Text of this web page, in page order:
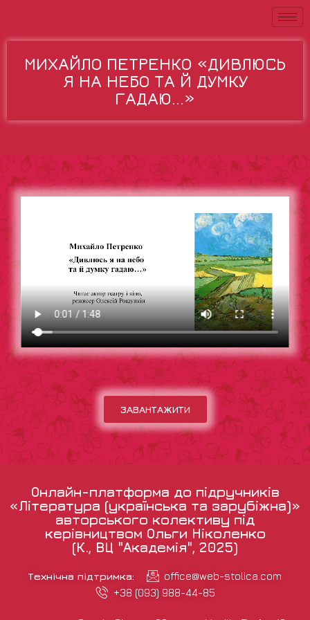
МИХАЙЛО ПЕТРЕНКО «ДИВЛЮСЬ
Я НА НЕБО ТА Й ДУМКУ
ГАДАЮ…»
ЗАВАНТАЖИТИ
Онлайн-платформа до підручників
«Література (українська та зарубіжна)»
авторського колективу під
керівництвом Ольги Ніколенко
(К., ВЦ "Академія", 2025)
Технічна підтримка:
office@web-stolica.com
+38 (093) 988-44-85